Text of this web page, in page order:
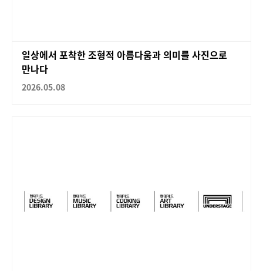
일상에서 포착한 조형적 아름다움과 의미를 사진으로
만나다
2026.05.08